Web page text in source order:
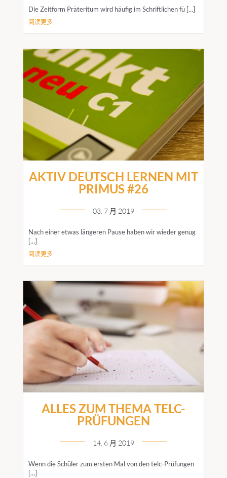
Die Zeitform Präteritum wird häufig im Schriftlichen fü […]
阅读更多
AKTIV DEUTSCH LERNEN MIT
PRIMUS #26
03. 7 月 2019
Nach einer etwas längeren Pause haben wir wieder genug
[…]
阅读更多
ALLES ZUM THEMA TELC-
PRÜFUNGEN
14. 6 月 2019
Wenn die Schüler zum ersten Mal von den telc-Prüfungen
[…]